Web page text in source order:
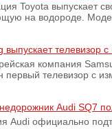
Toyota выпускает
на водороде.
выпускает телевизор
компания
первый телевизор с
Audi SQ7
Audi официально